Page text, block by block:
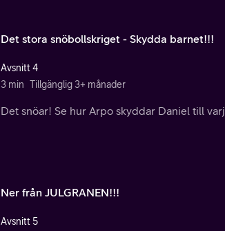
Det stora snöbollskriget - Skydda barnet!!!
Avsnitt 4
3 min Tillgänglig 3+ månader
Det snöar! Se hur Arpo skyddar Daniel till
Ner från JULGRANEN!!!
Avsnitt 5